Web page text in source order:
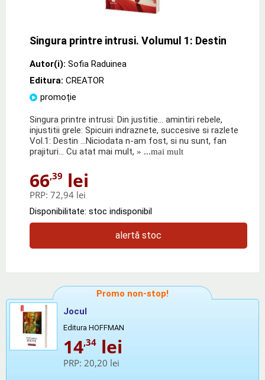
Singura printre intrusi. Volumul 1: Destin
Autor(i): Sofia Raduinea
Editura: CREATOR
promoție
Singura printre intrusi: Din justitie... amintiri rebele,
injustitii grele: Spicuiri indraznete, succesive si razlete
Vol.1: Destin ...Niciodata n-am fost, si nu sunt, fan
prajituri... Cu atat mai mult, » ...mai mult
66,39 lei
PRP: 72,94 lei
Disponibilitate: stoc indisponibil
alertă stoc
Promo non-stop!
Jocul
Editura HOFFMAN
14,34 lei
PRP: 20,20 lei